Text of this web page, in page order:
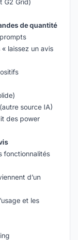
G2 Grid)
de quantité
laissez un avis
source IA)
des power
fonctionnalités
d’un
et les